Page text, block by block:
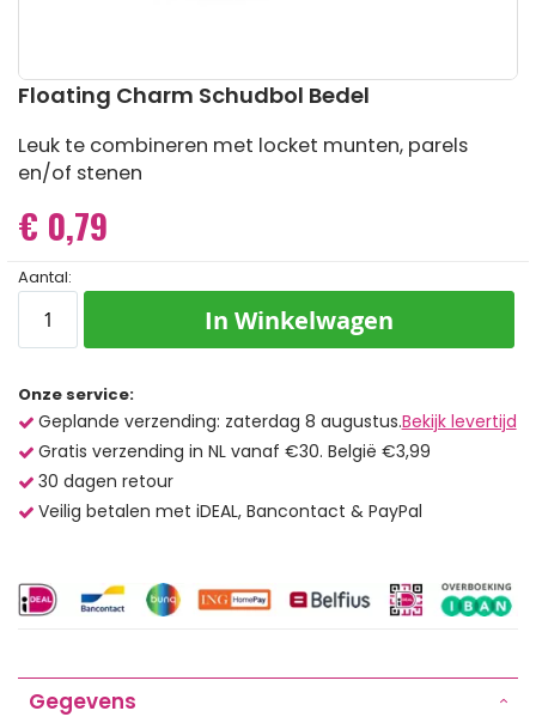
Ga
het
begin
van
afbeeldingen-
gallerij
Floating Charm Schudbol Bedel
Leuk te combineren met locket munten, parels
en/of stenen
€ 0,79
Aantal:
In Winkelwagen
Onze service:
Geplande verzending: zaterdag 8 augustus.Bekijk levertijd
Gratis verzending in NL vanaf €30. België €3,99
30 dagen retour
Veilig betalen met iDEAL, Bancontact & PayPal
Gegevens